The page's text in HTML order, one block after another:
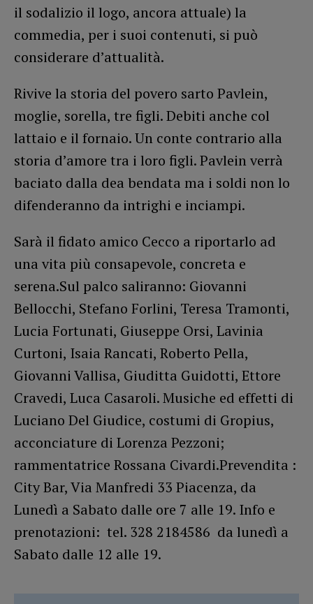
il sodalizio il logo, ancora attuale) la
commedia, per i suoi contenuti, si può
considerare d’attualità.
Rivive la storia del povero sarto Pavlein,
moglie, sorella, tre figli. Debiti anche col
lattaio e il fornaio. Un conte contrario alla
storia d’amore tra i loro figli. Pavlein verrà
baciato dalla dea bendata ma i soldi non lo
difenderanno da intrighi e inciampi.
Sarà il fidato amico Cecco a riportarlo ad
una vita più consapevole, concreta e
serena.Sul palco saliranno: Giovanni
Bellocchi, Stefano Forlini, Teresa Tramonti,
Lucia Fortunati, Giuseppe Orsi, Lavinia
Curtoni, Isaia Rancati, Roberto Pella,
Giovanni Vallisa, Giuditta Guidotti, Ettore
Cravedi, Luca Casaroli. Musiche ed effetti di
Luciano Del Giudice, costumi di Gropius,
acconciature di Lorenza Pezzoni;
rammentatrice Rossana Civardi.Prevendita :
City Bar, Via Manfredi 33 Piacenza, da
Lunedì a Sabato dalle ore 7 alle 19. Info e
prenotazioni: tel. 328 2184586 da lunedì a
Sabato dalle 12 alle 19.